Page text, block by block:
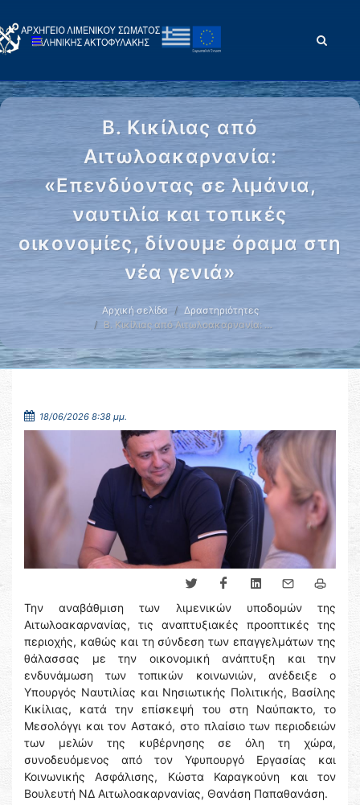
Β. Κικίλιας από
Αιτωλοακαρνανία:
«Επενδύοντας σε λιμάνια,
ναυτιλία και τοπικές
οικονομίες, δίνουμε όραμα στη
νέα γενιά»
Αρχική σελίδα
Δραστηριότητες
Β. Κικίλιας από Αιτωλοακαρνανία: …
18/06/2026 8:38 μμ.
Την αναβάθμιση των λιμενικών υποδομών της
Αιτωλοακαρνανίας, τις αναπτυξιακές προοπτικές της
περιοχής, καθώς και τη σύνδεση των επαγγελμάτων της
θάλασσας με την οικονομική ανάπτυξη και την
ενδυνάμωση των τοπικών κοινωνιών, ανέδειξε ο
Υπουργός Ναυτιλίας και Νησιωτικής Πολιτικής, Βασίλης
Κικίλιας, κατά την επίσκεψή του στη Ναύπακτο, το
Μεσολόγγι και τον Αστακό, στο πλαίσιο των περιοδειών
των μελών της κυβέρνησης σε όλη τη χώρα,
συνοδευόμενος από τον Υφυπουργό Εργασίας και
Κοινωνικής Ασφάλισης, Κώστα Καραγκούνη και τον
Βουλευτή ΝΔ Αιτωλοακαρνανίας, Θανάση Παπαθανάση.